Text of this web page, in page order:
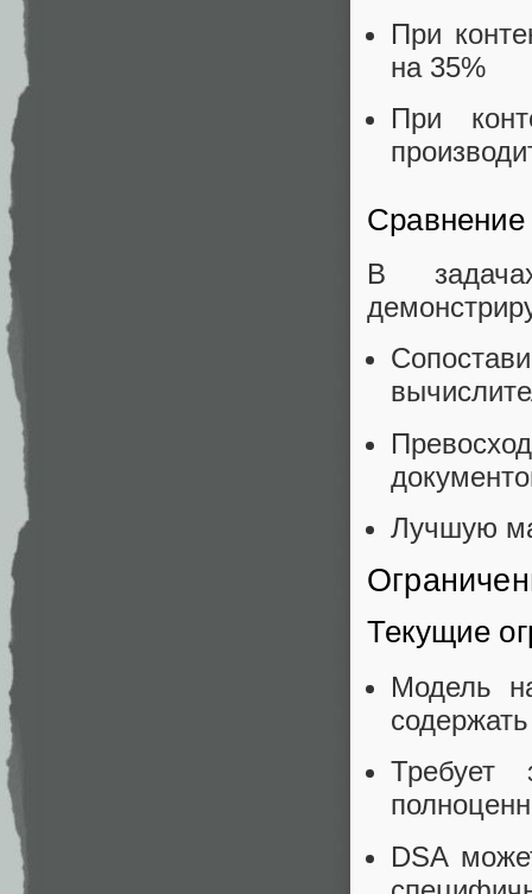
При
на 35%
При
Сравнение
В
Лучшую
Текущие
Модель
Требует
DSA